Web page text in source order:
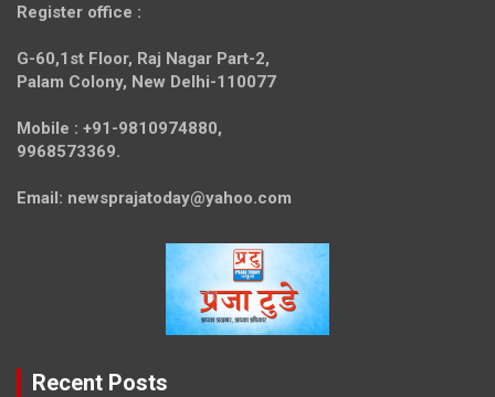
Register office :
G-60,1st Floor, Raj Nagar Part-2,
Palam Colony, New Delhi-110077
Mobile : +91-9810974880,
9968573369.
Email: newsprajatoday@yahoo.com
Recent Posts